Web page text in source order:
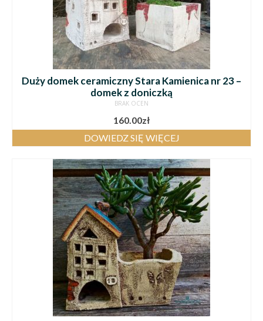
Duży domek ceramiczny Stara Kamienica nr 23 –
domek z doniczką
BRAK OCEN
160.00zł
DOWIEDZ SIĘ WIĘCEJ